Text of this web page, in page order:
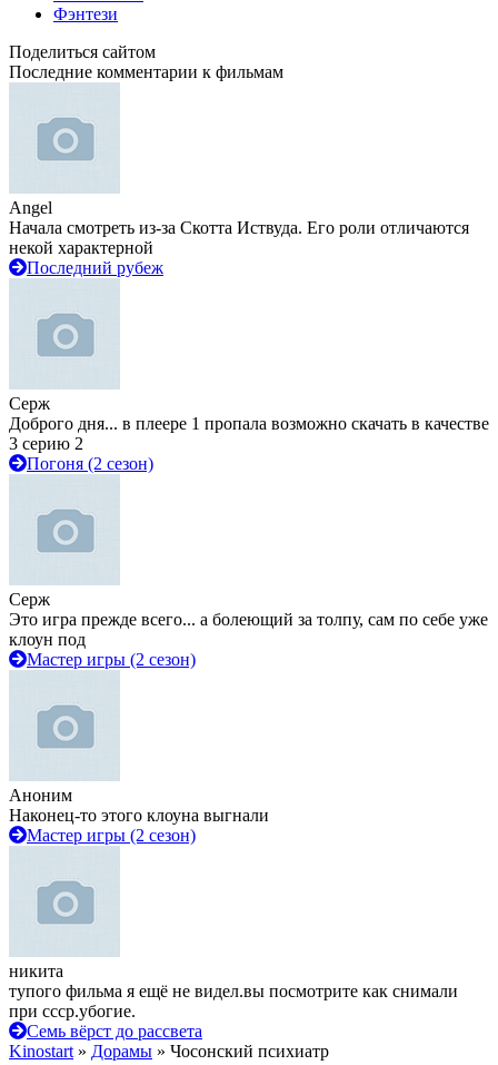
Фэнтези
Поделиться сайтом
Последние комментарии к фильмам
Angel
Начала смотреть из-за Скотта Иствуда. Его роли отличаются
некой характерной
Последний рубеж
Серж
Доброго дня... в плеере 1 пропала возможно скачать в качестве
3 серию 2
Погоня (2 сезон)
Серж
Это игра прежде всего... а болеющий за толпу, сам по себе уже
клоун под
Мастер игры (2 сезон)
Аноним
Наконец-то этого клоуна выгнали
Мастер игры (2 сезон)
никита
тупого фильма я ещё не видел.вы посмотрите как снимали
при ссср.убогие.
Семь вёрст до рассвета
Kinostart » Дорамы » Чосонский психиатр